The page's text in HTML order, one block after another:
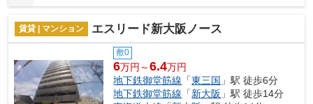
賃貸 | マンション エスリード新大阪ノース
敷0
6万円～6.4万円
地下鉄御堂筋線 「東三国 」駅 徒歩6分
地下鉄御堂筋線 「新大阪 」駅 徒歩14分